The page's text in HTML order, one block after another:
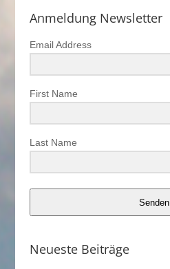
Anmeldung Newsletter
Email Address
First Name
Last Name
Senden
Neueste Beiträge